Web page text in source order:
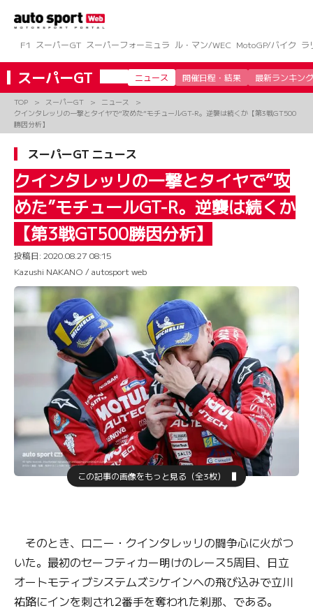
ツ
へ
ス
キ
F1 スーパーGT スーパーフォーミュラ ル・マン/WEC MotoGP/バイク ラ
スーパーGT ニュース 開催日程・結果 最新ランキング
TOP スーパーGT
ニュース
クインタレッリの一撃とタイヤで“攻めた”モチュールGT-R。逆襲は続くか【第3戦GT500
勝因分析】
スーパーGT ニュース
クインタレッリの一撃とタイヤで“攻
めた”モチュールGT-R。逆襲は続くか
【第3戦GT500勝因分析】
投稿日: 2020.08.27 08:15
Kazushi NAKANO / autosport web
この記事の画像をもっと見る（全3枚）
そのとき、ロニー・クインタレッリの闘争心に火がつ
いた。最初のセーフティカー明けのレース5周目、日立
オートモティブシステムズシケインへの飛び込みで立川
祐路にインを刺され2番手を奪われた刹那、である。